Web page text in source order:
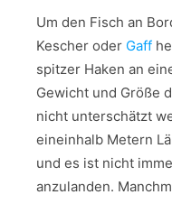
Um den Fisch an
Kescher oder Gaff
spitzer Haken an
Gewicht und Größe
nicht unterschätzt
eineinhalb Metern
und es ist nicht
anzulanden.